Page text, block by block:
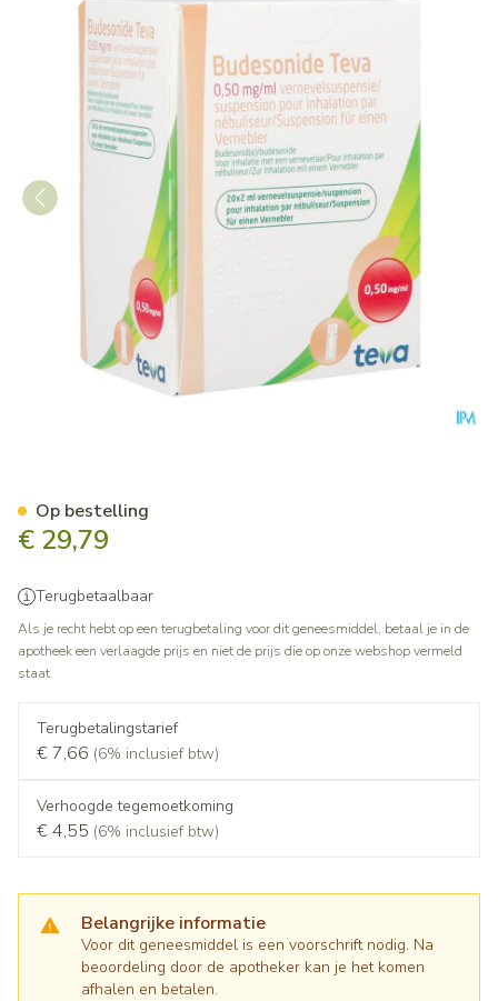
€ 29,79
Terugbetaalbaar
Als je recht hebt op een terugbetaling voor dit geneesmiddel, betaal je in de
apotheek een verlaagde prijs en niet de prijs die op onze webshop vermeld
staat.
Terugbetalingstarief
€ 7,66 (6% inclusief btw)
Verhoogde tegemoetkoming
€ 4,55 (6% inclusief btw)
Belangrijke informatie
Voor dit geneesmiddel is een voorschrift nodig. Na
beoordeling door de apotheker kan je het komen
afhalen en betalen.
Op bestelling